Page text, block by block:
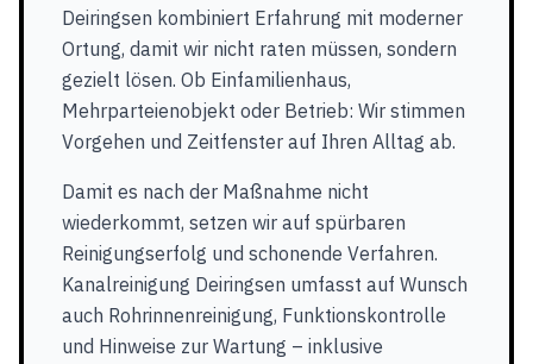
Deiringsen kombiniert Erfahrung mit moderner
Ortung, damit wir nicht raten müssen, sondern
gezielt lösen. Ob Einfamilienhaus,
Mehrparteienobjekt oder Betrieb: Wir stimmen
Vorgehen und Zeitfenster auf Ihren Alltag ab.
Damit es nach der Maßnahme nicht
wiederkommt, setzen wir auf spürbaren
Reinigungserfolg und schonende Verfahren.
Kanalreinigung Deiringsen umfasst auf Wunsch
auch Rohrinnenreinigung, Funktionskontrolle
und Hinweise zur Wartung – inklusive